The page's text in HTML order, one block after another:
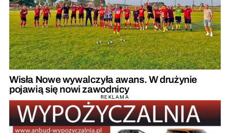
Wisła Nowe wywalczyła awans. W drużynie
pojawią się nowi zawodnicy
REKLAMA